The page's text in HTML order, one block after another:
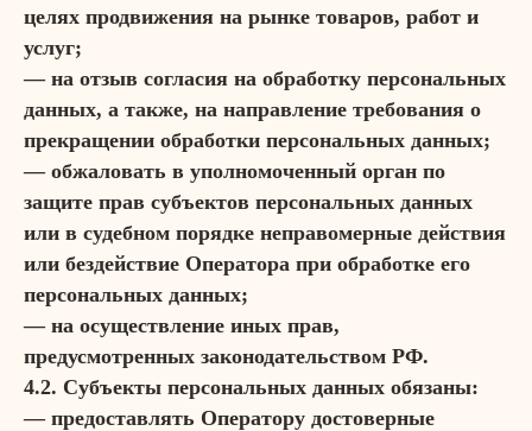
целях продвижения на рынке товаров, работ и
услуг;
— на отзыв согласия на обработку персональных
данных, а также, на направление требования о
прекращении обработки персональных данных;
— обжаловать в уполномоченный орган по
защите прав субъектов персональных данных
или в судебном порядке неправомерные действия
или бездействие Оператора при обработке его
персональных данных;
— на осуществление иных прав,
предусмотренных законодательством РФ.
4.2. Субъекты персональных данных обязаны:
— предоставлять Оператору достоверные